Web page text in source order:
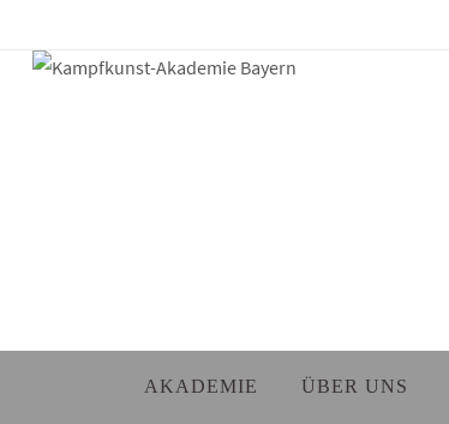
Inhalt
AKADEMIE ÜBER UNS